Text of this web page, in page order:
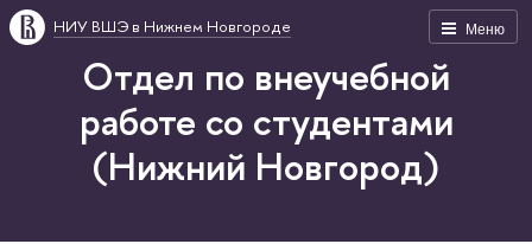
Меню
НИУ ВШЭ в Нижнем Новгороде
Отдел по внеучебной
работе со студентами
(Нижний Новгород)